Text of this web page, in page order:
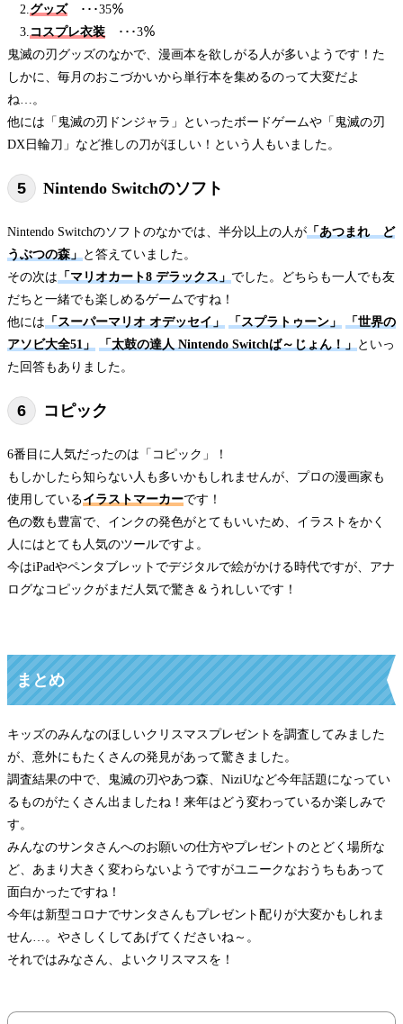
2.グッズ･･･35％
3.コスプレ衣装 ･･･3％
鬼滅の刃グッズのなかで、漫画本を欲しがる人が多いようです！た
しかに、毎月のおこづかいから単行本を集めるのって大変だよ
ね…。
他には「鬼滅の刃ドンジャラ」といったボードゲームや「鬼滅の刃
DX日輪刀」など推しの刀がほしい！という人もいました。
Nintendo Switchのソフト
Nintendo Switchのソフトのなかでは、半分以上の人が「あつまれ ど
うぶつの森」と答えていました。
その次は「マリオカート8 デラックス」でした。どちらも一人でも友
だちと一緒でも楽しめるゲームですね！
他には「スーパーマリオ オデッセイ」 「スプラトゥーン」 「世界の
アソビ大全51」 「太鼓の達人 Nintendo Switchば～じょん！」といっ
た回答もありました。
コピック
6番目に人気だったのは「コピック」！
もしかしたら知らない人も多いかもしれませんが、プロの漫画家も
使用しているイラストマーカーです！
色の数も豊富で、インクの発色がとてもいいため、イラストをかく
人にはとても人気のツールですよ。
今はiPadやペンタブレットでデジタルで絵がかける時代ですが、アナ
ログなコピックがまだ人気で驚き＆うれしいです！
まとめ
キッズのみんなのほしいクリスマスプレゼントを調査してみました
が、意外にもたくさんの発見があって驚きました。
調査結果の中で、鬼滅の刃やあつ森、NiziUなど今年話題になってい
るものがたくさん出ましたね！来年はどう変わっているか楽しみで
す。
みんなのサンタさんへのお願いの仕方やプレゼントのとどく場所な
ど、あまり大きく変わらないようですがユニークなおうちもあって
面白かったですね！
今年は新型コロナでサンタさんもプレゼント配りが大変かもしれま
せん…。やさしくしてあげてくださいね～。
それではみなさん、よいクリスマスを！